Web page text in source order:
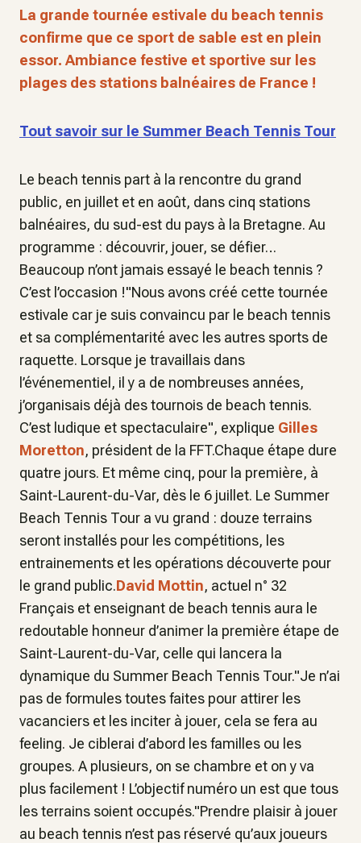
La grande tournée estivale du beach tennis
confirme que ce sport de sable est en plein
essor. Ambiance festive et sportive sur les
plages des stations balnéaires de France !
Tout savoir sur le Summer Beach Tennis Tour
Le beach tennis part à la rencontre du grand
public, en juillet et en août, dans cinq stations
balnéaires, du sud-est du pays à la Bretagne. Au
programme : découvrir, jouer, se défier…
Beaucoup n’ont jamais essayé le beach tennis ?
C’est l’occasion !"Nous avons créé cette tournée
estivale car je suis convaincu par le beach tennis
et sa complémentarité avec les autres sports de
raquette. Lorsque je travaillais dans
l’événementiel, il y a de nombreuses années,
j’organisais déjà des tournois de beach tennis.
C’est ludique et spectaculaire", explique Gilles
Moretton, président de la FFT.Chaque étape dure
quatre jours. Et même cinq, pour la première, à
Saint-Laurent-du-Var, dès le 6 juillet. Le Summer
Beach Tennis Tour a vu grand : douze terrains
seront installés pour les compétitions, les
entrainements et les opérations découverte pour
le grand public.David Mottin, actuel n° 32
Français et enseignant de beach tennis aura le
redoutable honneur d’animer la première étape de
Saint-Laurent-du-Var, celle qui lancera la
dynamique du Summer Beach Tennis Tour."Je n’ai
pas de formules toutes faites pour attirer les
vacanciers et les inciter à jouer, cela se fera au
feeling. Je ciblerai d’abord les familles ou les
groupes. A plusieurs, on se chambre et on y va
plus facilement ! L’objectif numéro un est que tous
les terrains soient occupés."Prendre plaisir à jouer
au beach tennis n’est pas réservé qu’aux joueurs